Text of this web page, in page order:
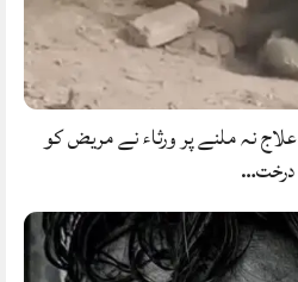
نہ ملنے پر ورثاء نے مریض کو
درخت…